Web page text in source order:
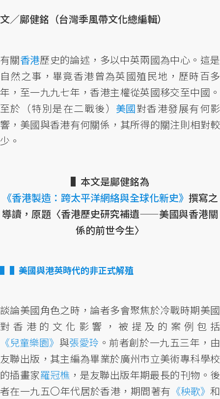
文／鄺健銘（台灣季風帶文化總編輯）
有關香港歷史的論述，多以中英兩國為中心。這是
自然之事，畢竟香港曾為英國殖民地，歷時百多
年，至一九九七年，香港主權從英國移交至中國。
至於（特別是在二戰後） 美國對香港發展有何影
響，美國與香港有何關係，其所得的關注則相對較
少。
▌本文是鄺健銘為
《香港製造：跨太平洋網絡與全球化新史》 撰寫之
導讀，原題〈香港歷史研究補遺——美國與香港關
係的前世今生〉
▌美國與港英時代的非正式解殖
談論美國角色之時，論者多會聚焦於冷戰時期美國
對香港的文化影響，被提及的案例包括
《兒童樂園》 與張愛玲 。前者創於一九五三年，由
友聯出版，其主編為畢業於廣州市立美術專科學校
的插畫家羅冠樵 ，是友聯出版年期最長的刊物。後
者在一九五〇年代居於香港，期間著有 《秧歌》 和